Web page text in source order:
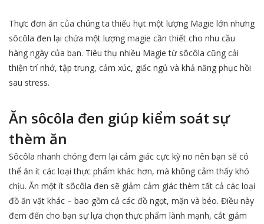
Thực đơn ăn của chúng ta thiếu hụt một lượng Magie lớn nhưng
sôcôla đen lại chứa một lượng magie cần thiết cho nhu cầu
hàng ngày của bạn. Tiêu thụ nhiều Magie từ sôcôla cũng cải
thiện trí nhớ, tập trung, cảm xúc, giấc ngủ và khả năng phục hồi
sau stress.
Ăn sôcôla đen giúp kiểm soát sự
thèm ăn
Sôcôla nhanh chóng đem lại cảm giác cực kỳ no nên bạn sẽ có
thể ăn ít các loại thực phẩm khác hơn, mà không cảm thấy khó
chịu. Ăn một ít sôcôla đen sẽ giảm cảm giác thèm tất cả các loại
đồ ăn vặt khác – bao gồm cả các đồ ngọt, mặn và béo. Điều này
đem đến cho bạn sự lựa chọn thực phẩm lành mạnh, cắt giảm